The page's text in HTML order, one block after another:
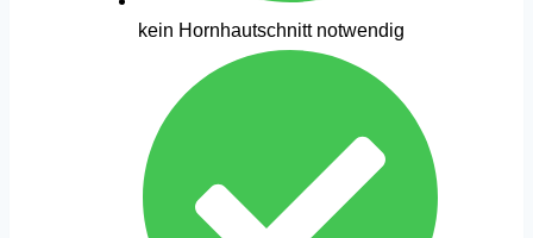
kein Hornhautschnitt notwendig